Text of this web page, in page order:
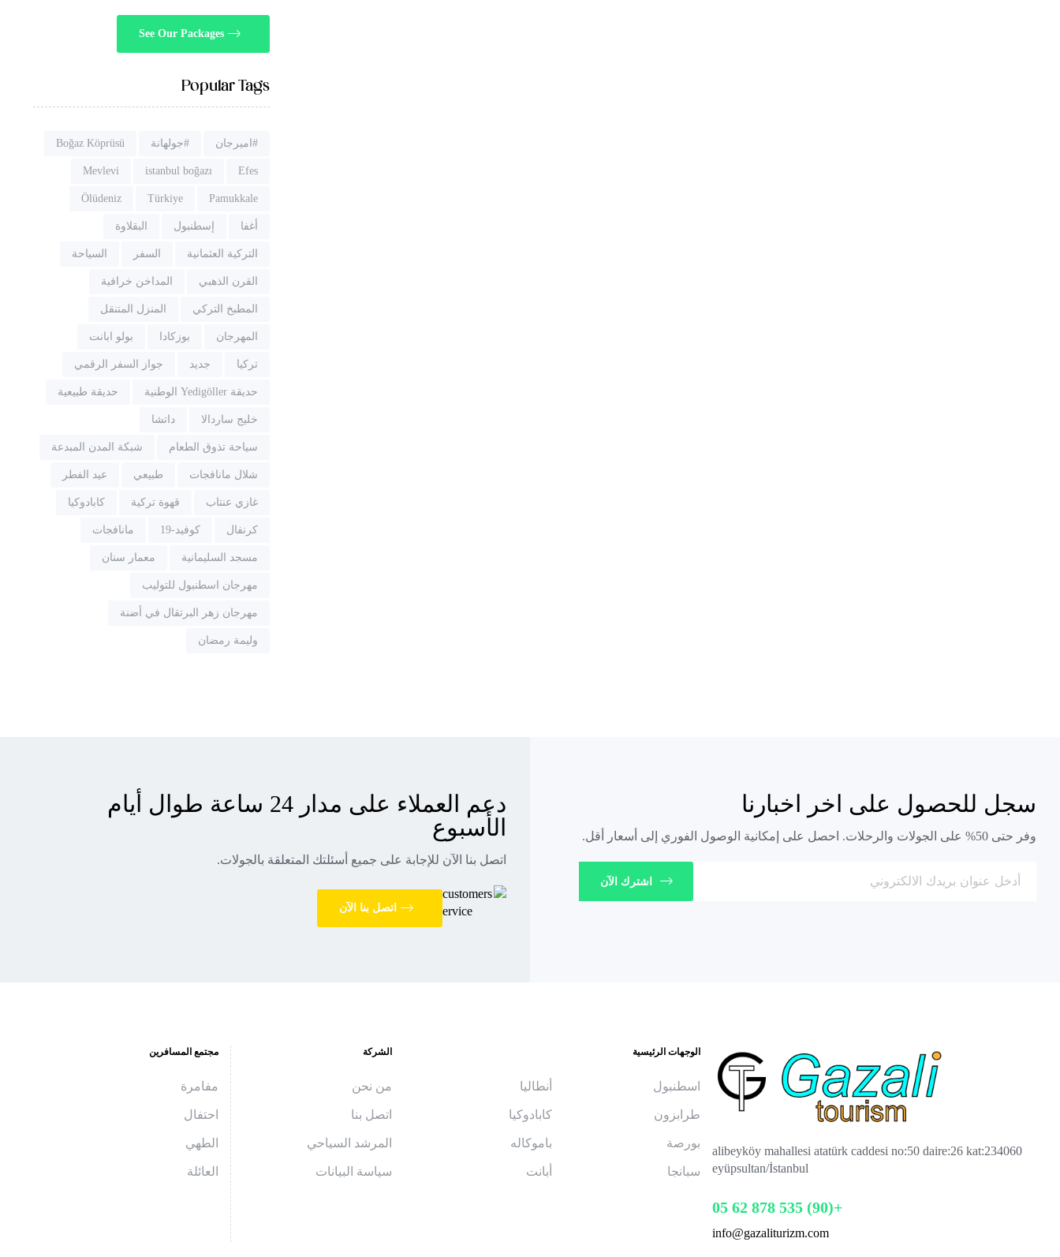
See Our Packages
Popular Tags
#اميرجان #جولهانة Boğaz Köprüsü
Efes
istanbul boğazı
Mevlevi
Pamukkale
Türkiye
Ölüdeniz
أغفا إسطنبول البقلاوة
التركية العثمانية السفر السياحة
القرن الذهبي المداخن خرافية
المطبخ التركي المنزل المتنقل
المهرجان بوزكادا بولو ابانت
تركيا جديد جواز السفر الرقمي
حديقة Yedigöller الوطنية حديقة طبيعية
خليج ساردالا داتشا
سياحة تذوق الطعام شبكة المدن المبدعة
شلال مانافجات طبيعي عيد الفطر
غازي عنتاب قهوة تركية كابادوكيا
كرنفال كوفيد-19 مانافجات
مسجد السليمانية معمار سنان
مهرجان اسطنبول للتوليب
مهرجان زهر البرتقال في أضنة
وليمة رمضان
سجل للحصول على اخر اخبارنا
وفر حتى 50% على الجولات والرحلات. احصل على إمكانية الوصول الفوري إلى أسعار أقل.
اشترك الآن
دعم العملاء على مدار 24 ساعة طوال أيام
الأسبوع
اتصل بنا الآن للإجابة على جميع أسئلتك المتعلقة بالجولات.
اتصل بنا الآن
alibeyköy mahallesi atatürk caddesi no:50 daire:26 kat:234060
eyüpsultan/İstanbul
+(90) 535 878 62 05
info@gazaliturizm.com
الوجهات الرئيسية
اسطنبول
طرابزون
بورصة
سبانجا
أنطاليا
كابادوكيا
باموكاله
أبانت
الشركة
من نحن
اتصل بنا
المرشد السياحي
سياسة البيانات
مجتمع المسافرين
مفامرة
احتفال
الطهي
العائلة